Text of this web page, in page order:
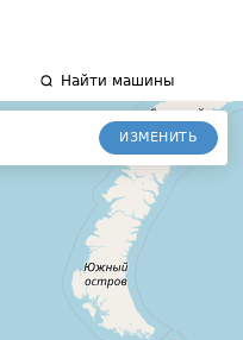
Найти машины
ИЗМЕНИТЬ